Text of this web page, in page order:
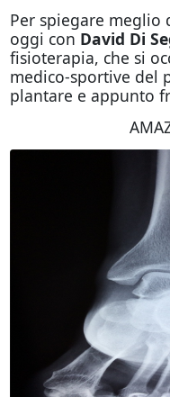
Per spiegare meglio
oggi con David Di
fisioterapia, che si
medico-sportive del
plantare e appunto